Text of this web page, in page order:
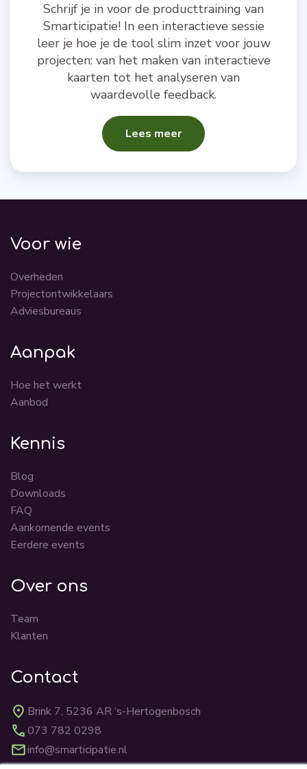
Schrijf je in voor de producttraining van
Smarticipatie! In een interactieve sessie
leer je hoe je de tool slim inzet voor jouw
projecten: van het maken van interactieve
kaarten tot het analyseren van
waardevolle feedback.
Lees meer
Voor wie
Overheden
Projectontwikkelaars
Adviesbureaus
Aanpak
Hoe het werkt
Aanbod
Kennis
Blog
Downloads
FAQ
Aankomende events
Eerdere events
Over ons
Team
Klanten
Contact
Brink 7, 5236 AR ‘s-Hertogenbosch
073 782 0298
info@smarticipatie.nl